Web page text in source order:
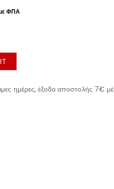
ημέρες, έξοδα αποστολής 7€